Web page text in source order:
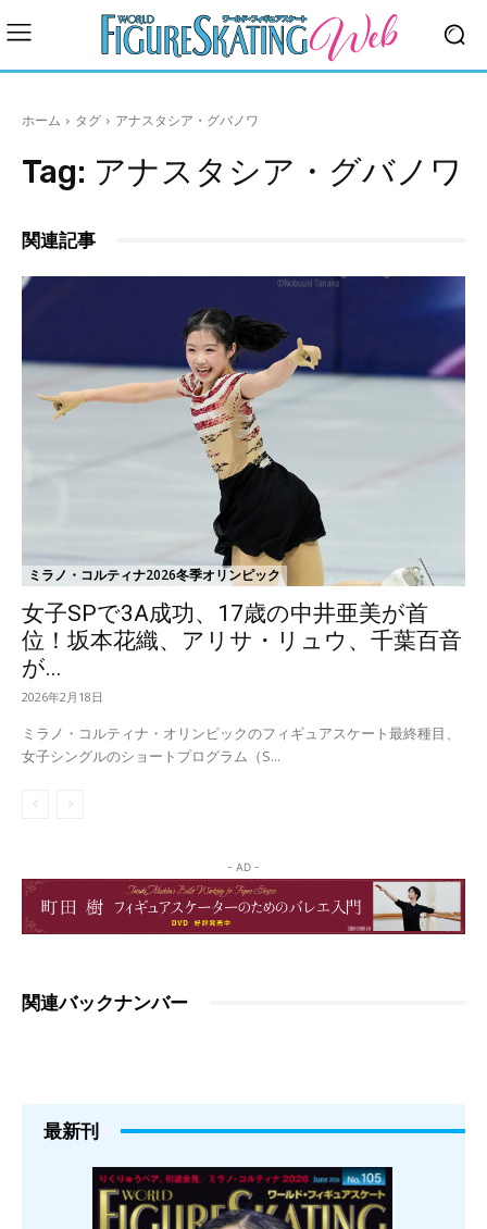
ホーム タグ アナスタシア・グバノワ
Tag: アナスタシア・グバノワ
関連記事
ミラノ・コルティナ2026冬季オリンピック
女子SPで3A成功、17歳の中井亜美が首
位！坂本花織、アリサ・リュウ、千葉百音
が...
2026年2月18日
ミラノ・コルティナ・オリンピックのフィギュアスケート最終種目、
女子シングルのショートプログラム（S...
- AD -
関連バックナンバー
最新刊